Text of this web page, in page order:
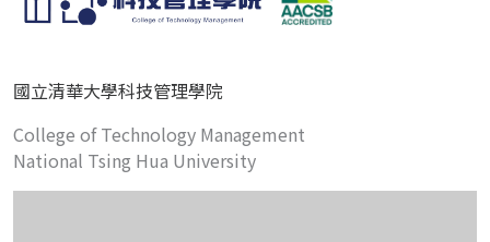
國立清華大學科技管理學院
College of Technology Management
National Tsing Hua University